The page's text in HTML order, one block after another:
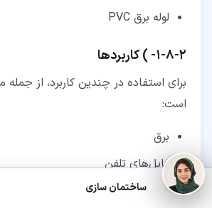
لوله برق PVC
۲‏-‏۸‏-‏۱‏- ) کاربردها
برای استفاده در چندین کاربرد، از جمله
است:
برق
کابل‌های تلفن
تهویه مطبوع
ساختمان سازی